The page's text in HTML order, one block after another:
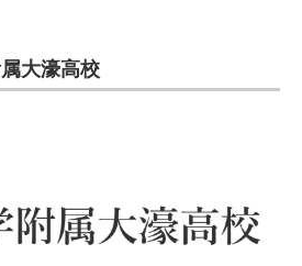
大濠高校